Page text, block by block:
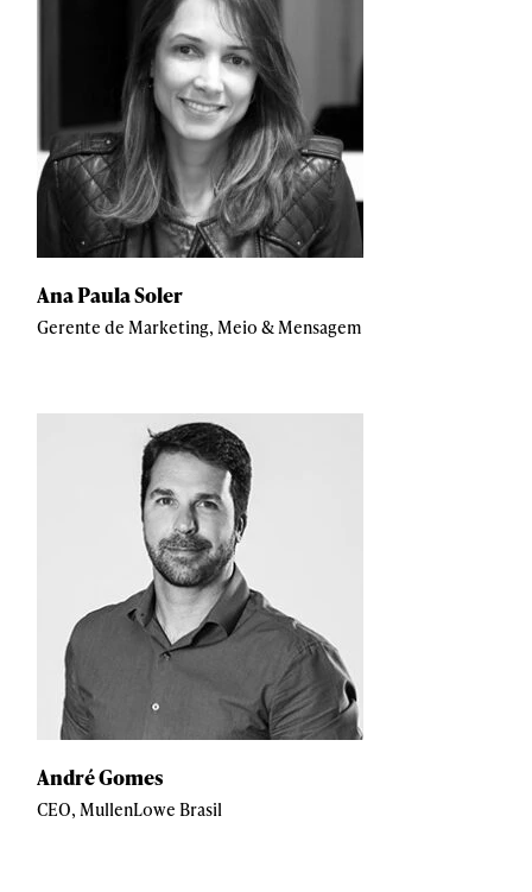
Ana Paula Soler
Gerente de Marketing, Meio & Mensagem
André Gomes
CEO, MullenLowe Brasil